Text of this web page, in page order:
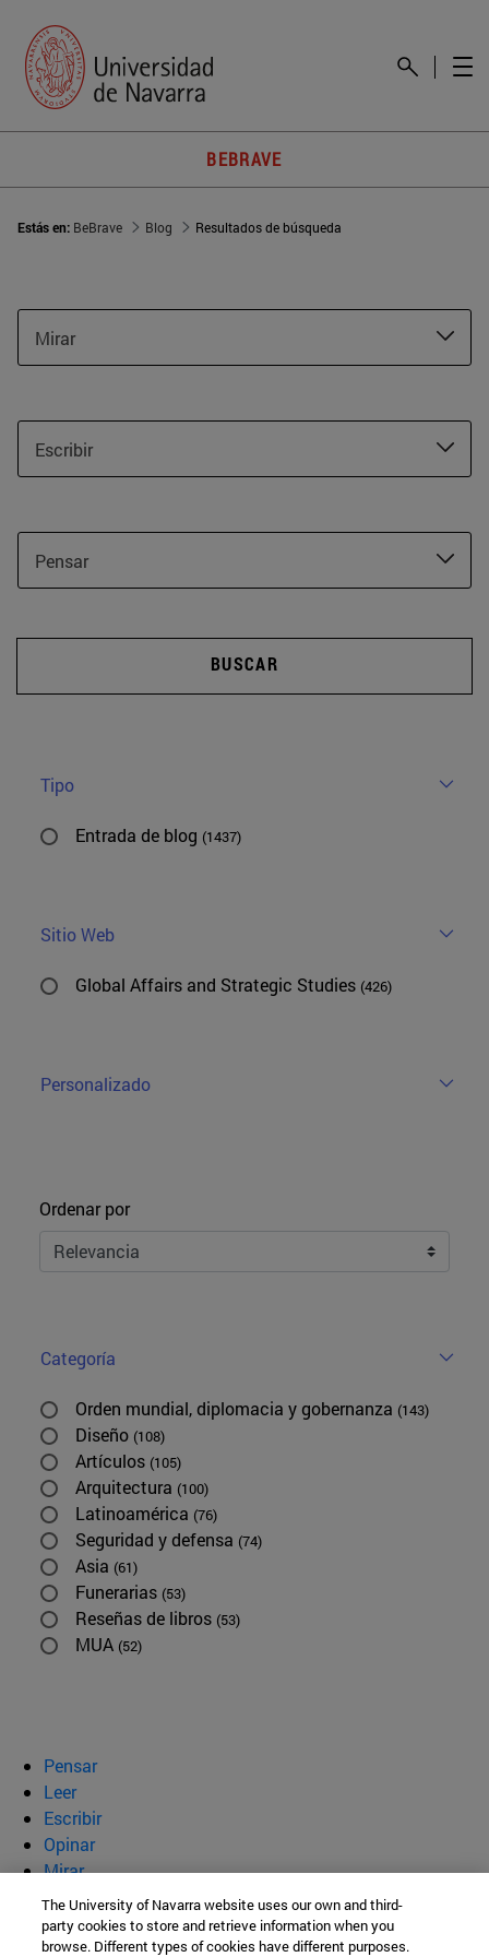
BEBRAVE
Estás en: BeBrave Blog Resultados de búsqueda
Mirar
Escribir
Pensar
BUSCAR
Tipo
Entrada de blog (1437)
Sitio Web
Global Affairs and Strategic Studies (426)
Personalizado
Ordenar
Ordenar por
Categoría
Orden mundial, diplomacia y gobernanza (143)
Diseño (108)
Artículos (105)
Arquitectura (100)
Latinoamérica (76)
Seguridad y defensa (74)
Asia (61)
Funerarias (53)
Reseñas de libros (53)
MUA (52)
Pensar
Leer
Escribir
Opinar
Mirar
Quiénes somos
BeBrave
The University of Navarra website uses our own and third-
party cookies to store and retrieve information when you
browse. Different types of cookies have different purposes.